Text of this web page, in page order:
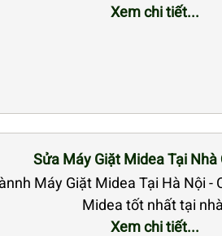
Xem chi tiết...
Sửa Máy Giặt Midea Tại Nhà
Máy Giặt Midea Tại Hà Nội
Midea tốt nhất tại
Xem chi tiết...